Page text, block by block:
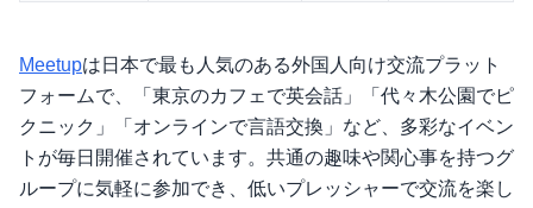
Meetupは日本で最も人気のある外国人向け交流プラット
フォームで、「東京のカフェで英会話」「代々木公園でピ
クニック」「オンラインで言語交換」など、多彩なイベン
トが毎日開催されています。共通の趣味や関心事を持つグ
ループに気軽に参加でき、低いプレッシャーで交流を楽し